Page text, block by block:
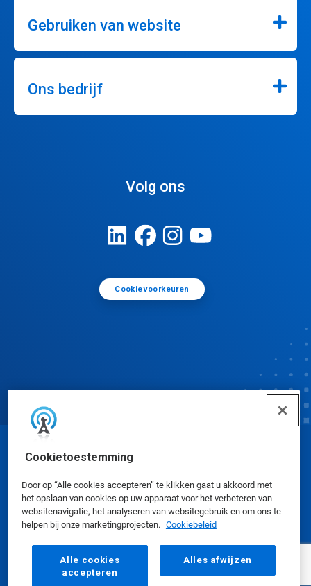
Cookietoestemming
Door op “Alle cookies accepteren” te klikken gaat u akkoord met
het opslaan van cookies op uw apparaat voor het verbeteren van
websitenavigatie, het analyseren van websitegebruik en om ons te
helpen bij onze marketingprojecten. Cookiebeleid
Alle cookies
accepteren
Alles afwijzen
Gebruiken van website
Ons bedrijf
Volg ons
Cookievoorkeuren
© Ecolab Inc. 2025
Veiligheidsinformatiebladen|Privacybeleid|
Gebruiksvoorwaarden